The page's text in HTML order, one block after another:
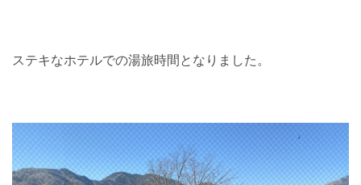
ステキなホテルでの湯旅時間となりました。